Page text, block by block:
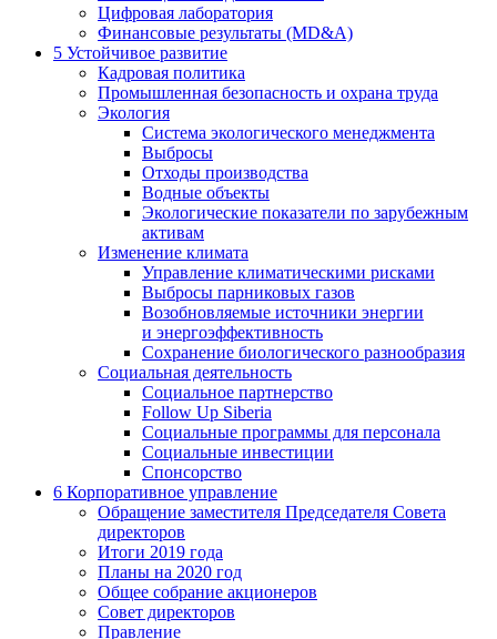
Цифровая лаборатория
Финансовые результаты (MD&A)
5 Устойчивое развитие
Кадровая политика
Промышленная безопасность и охрана труда
Экология
Система экологического менеджмента
Выбросы
Отходы производства
Водные объекты
Экологические показатели по зарубежным
активам
Изменение климата
Управление климатическими рисками
Выбросы парниковых газов
Возобновляемые источники энергии
и энергоэффективность
Сохранение биологического разнообразия
Социальная деятельность
Социальное партнерство
Follow Up Siberia
Социальные программы для персонала
Социальные инвестиции
Спонсорство
6 Корпоративное управление
Обращение заместителя Председателя Совета
директоров
Итоги 2019 года
Планы на 2020 год
Общее собрание акционеров
Совет директоров
Правление